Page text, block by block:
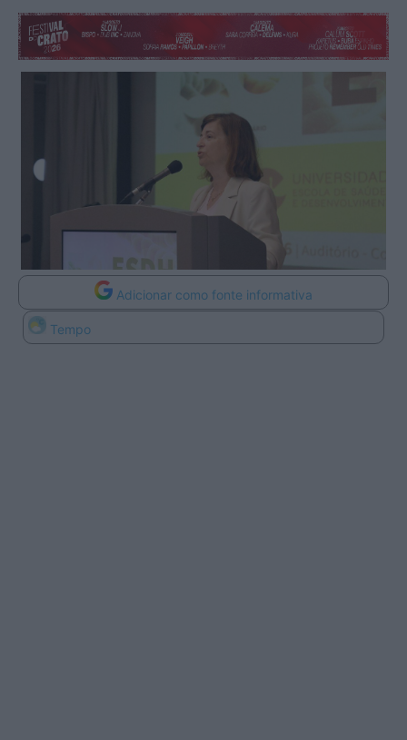
Adicionar como fonte informativa
Tempo